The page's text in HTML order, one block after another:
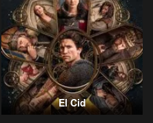
El Cid